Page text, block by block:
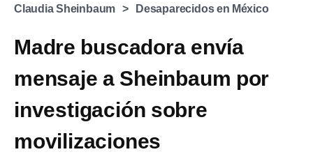
Claudia Sheinbaum Desaparecidos en México
Madre buscadora envía
mensaje a Sheinbaum por
investigación sobre
movilizaciones